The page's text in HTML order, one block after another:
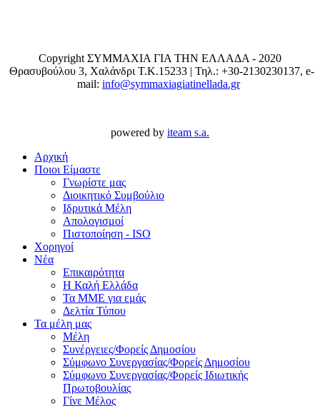
Copyright ΣΥΜΜΑΧΙΑ ΓΙΑ ΤΗΝ ΕΛΛΑΔΑ - 2020
Θρασυβούλου 3, Χαλάνδρι T.K.15233 | Τηλ.: +30-2130230137, e-
mail: info@symmaxiagiatinellada.gr
powered by iteam s.a.
Αρχική
Ποιοι Είμαστε
Γνωρίστε μας
Διοικητικό Συμβούλιο
Ιδρυτικά Μέλη
Απολογισμοί
Πιστοποίηση - ISO
Χορηγοί
Νέα
Επικαιρότητα
H Καλή Ελλάδα
Τα ΜΜΕ για εμάς
Δελτία Τύπου
Τα μέλη μας
Μέλη
Συνέργειες/Φορείς Δημοσίου
Σύμφωνο Συνεργασίας/Φορείς Δημοσίου
Σύμφωνο Συνεργασίας/Φορείς Ιδιωτικής
Πρωτοβουλίας
Γίνε Μέλος